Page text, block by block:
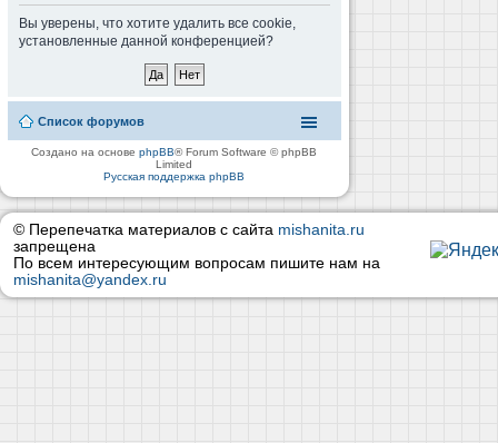
Вы уверены, что хотите удалить все cookie,
установленные данной конференцией?
Список форумов
Создано на основеphpBB® Forum Software © phpBB
Limited
Русская поддержка phpBB
© Перепечатка материалов с сайта mishanita.ru
запрещена
По всем интересующим вопросам пишите нам на
mishanita@yandex.ru